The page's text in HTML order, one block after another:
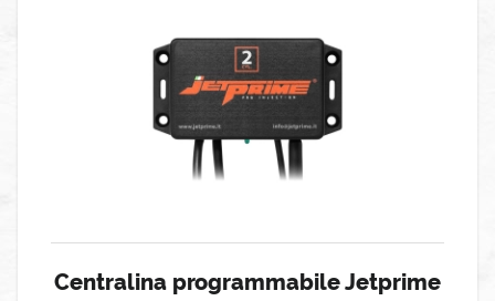
Centralina programmabile Jetprime